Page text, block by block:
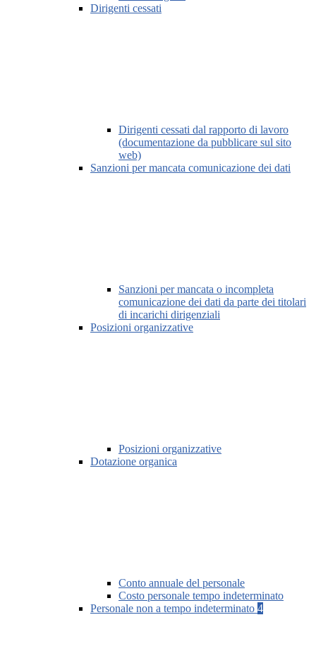
Dirigenti cessati
Dirigenti cessati dal rapporto di lavoro
(documentazione da pubblicare sul sito
web)
Sanzioni per mancata comunicazione dei dati
Sanzioni per mancata o incompleta
comunicazione dei dati da parte dei titolari
di incarichi dirigenziali
Posizioni organizzative
Posizioni organizzative
Dotazione organica
Conto annuale del personale
Costo personale tempo indeterminato
Personale non a tempo indeterminato 4